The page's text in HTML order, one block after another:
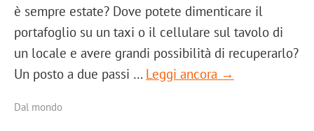
è sempre estate? Dove potete dimenticare il
portafoglio su un taxi o il cellulare sul tavolo di
un locale e avere grandi possibilità di recuperarlo?
Un posto a due passi … Leggi ancora →
Dal mondo